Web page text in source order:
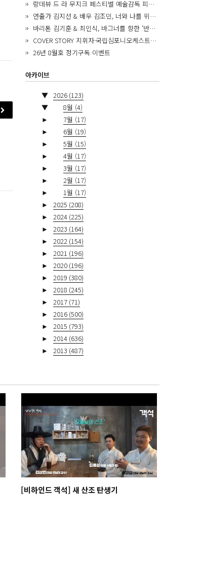
랑데뷰 드 라 무지크 페스티벌 예술감독 피아니스트 김혜진, 5년간의 여정을 돌아보며
연출가 김지선 & 배우 김조민, 너와 나를 위한 ‘모두의 숲’에서 만나는 동심
바리톤 김기훈 & 최인식, 바그너를 향한 ‘반지 원정대’를 앞두고
COVER STORY 지휘자·국립심포니오케스트라 제8대 음악감독 로베르토 아바도
26년 8월호 정기구독 이벤트
아카이브
▼ 2026 (123)
▼
8월 (4)
►
7월 (17)
►
6월 (19)
►
5월 (15)
►
4월 (17)
►
3월 (17)
►
2월 (17)
►
1월 (17)
►
2025 (208)
►
2024 (225)
►
2023 (164)
►
2022 (154)
►
2021 (196)
►
2020 (196)
►
2019 (380)
►
2018 (245)
►
2017 (71)
►
2016 (500)
►
2015 (793)
►
2014 (636)
►
2013 (487)
[비하인드 객석] 새 산조 탄생기